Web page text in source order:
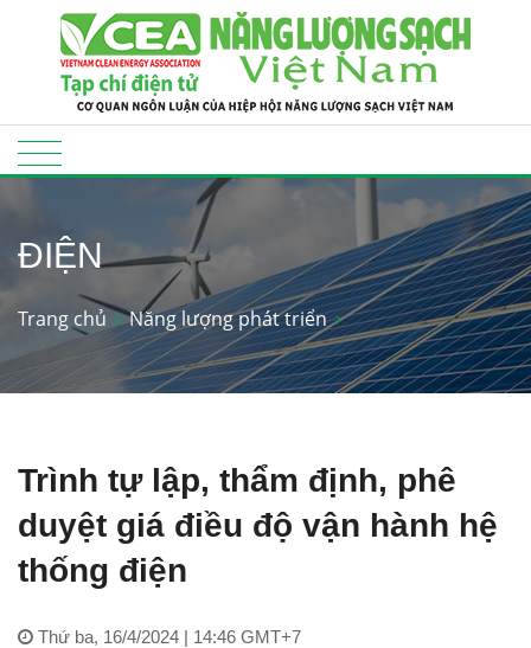
ĐIỆN
Trang chủ Năng lượng phát triển
Trình tự lập, thẩm định, phê
duyệt giá điều độ vận hành hệ
thống điện
Thứ ba, 16/4/2024 | 14:46 GMT+7